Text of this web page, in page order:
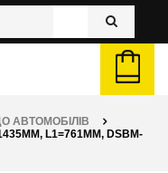
АВТОМОБІЛІВ
L1=761ММ, DSBM-